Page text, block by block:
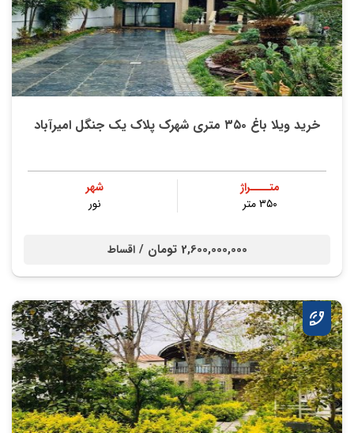
خرید ویلا باغ ۳۵۰ متری شهرک پلاک یک جنگل امیرآباد
متــــراژ
۳۵۰ متر
شهر
نور
2,600,000,000 تومان / اقساط